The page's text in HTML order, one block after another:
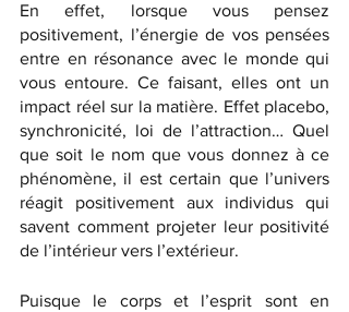
En effet, lorsque vous pensez
positivement, l’énergie de vos pensées
entre en résonance avec le monde qui
vous entoure. Ce faisant, elles ont un
impact réel sur la matière. Effet placebo,
synchronicité, loi de l’attraction… Quel
que soit le nom que vous donnez à ce
phénomène, il est certain que l’univers
réagit positivement aux individus qui
savent comment projeter leur positivité
de l’intérieur vers l’extérieur.
Puisque le corps et l’esprit sont en